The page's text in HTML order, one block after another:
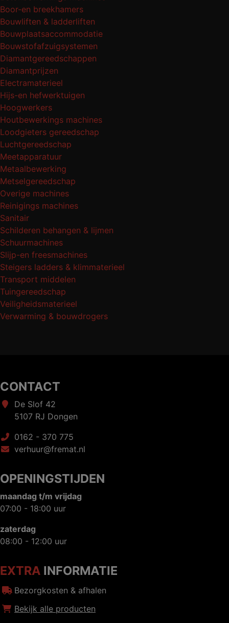
Boor-en breekhamers
Bouwliften & ladderliften
Bouwplaatsaccommodatie
Bouwstofafzuigsystemen
Diamantgereedschappen
Diamantprijzen
Electramaterieel
Hijs-en hefwerktuigen
Hoogwerkers
Houtbewerkings machines
Loodgieters gereedschap
Luchtgereedschap
Meetapparatuur
Metaalbewerking
Metselgereedschap
Overige machines
Reinigings machines
Sanitair
Schilderen behangen & lijmen
Schuurmachines
Slijp-en freesmachines
Steigers ladders & klimmaterieel
Transport middelen
Tuingereedschap
Veiligheidsmaterieel
Verwarming & bouwdrogers
CONTACT
De Slof 42
5107 RJ Dongen
0162 - 370 775
verhuur@fremat.nl
OPENINGSTIJDEN
maandag t/m vrijdag
07:00 - 18:00 uur
zaterdag
08:00 - 12:00 uur
EXTRA INFORMATIE
Bezorgkosten & afhalen
Bekijk alle producten